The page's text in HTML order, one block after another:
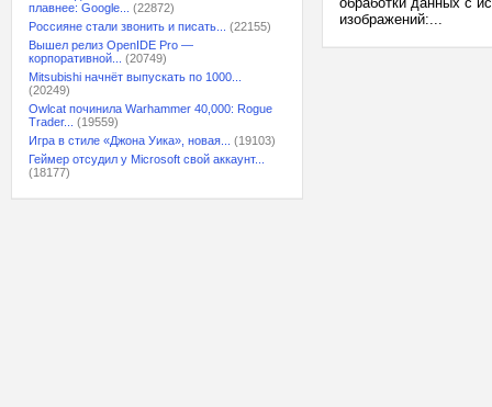
плавнее: Google...
(22872)
Россияне стали звонить и писать...
(22155)
Вышел релиз OpenIDE Pro —
корпоративной...
(20749)
Mitsubishi начнёт выпускать по 1000...
(20249)
Owlcat починила Warhammer 40,000: Rogue
Trader...
(19559)
Игра в стиле «Джона Уика», новая...
(19103)
Геймер отсудил у Microsoft свой аккаунт...
(18177)
изображений:...